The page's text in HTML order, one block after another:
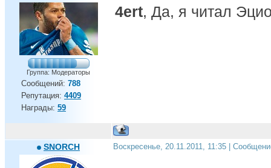
Группа: Модераторы
Сообщений: 788
Репутация: 4409
Награды: 59
4ert, Да, я читал
SNORCH Воскресенье, 20.11.2011, 11:35 |